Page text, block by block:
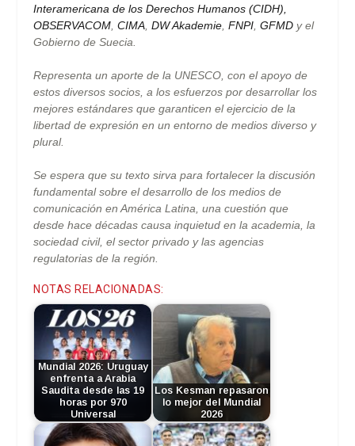
Interamericana de los Derechos Humanos (CIDH),
OBSERVACOM,CIMA,DW Akademie,FNPI,GFMD y el
Gobierno de Suecia.
Representa un aporte de la UNESCO, con el apoyo de
estos diversos socios, a los esfuerzos por desarrollar los
mejores estándares que garanticen el ejercicio de la
libertad de expresión en un entorno de medios diverso y
plural.
Se espera que su texto sirva para fortalecer la discusión
fundamental sobre el desarrollo de los medios de
comunicación en América Latina, una cuestión que
desde hace décadas causa inquietud en la academia, la
sociedad civil, el sector privado y las agencias
regulatorias de la región.
NOTAS RELACIONADAS:
Mundial 2026: Uruguay
enfrenta a Arabia
Saudita desde las 19
horas por 970
Universal
Los Kesman repasaron
lo mejor del Mundial
2026